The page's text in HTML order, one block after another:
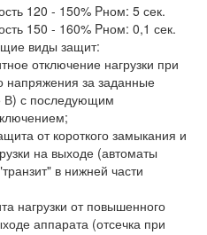
120 - 150% Pном: 5 сек.
150 - 160% Pном: 0,1 сек.
виды защит:
отключение нагрузки при
напряжения за заданные
В) с последующим
от короткого замыкания и
на выходе (автоматы
в нижней части
нагрузки от повышенного
аппарата (отсечка при